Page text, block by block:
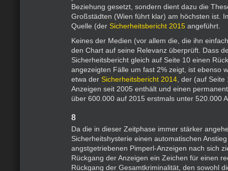
Beziehung gesetzt, sondern dient dazu die
Großstädten (Wien führt klar) am höchsten ist.
Quelle (der Sicherheitsbericht 2015 angeführt.
Keines der Medien (vor allem die, die ihn
den Chart auf seine Relevanz überprüft. Dass
Sicherheitsbericht gleich auf Seite 10 einen
angezeigten Fälle um fast 2% zeigt, ist ebenso
etwa der Sicherheitsbericht 2014 , der (auf
Anzeigen seit 2005 enthält und einen
über 600.000 auf 2015 erstmals unter 520.000
8
Da die in dieser Zeitphase immer stärker
Sicherheitshysterie einen automatischen
angstgetriebenen Pimperl-Anzeigen nach sich
Rückgang der Anzeigen ein Zeichen für einen
Rückgang der Gesamtkriminalität, den sowohl